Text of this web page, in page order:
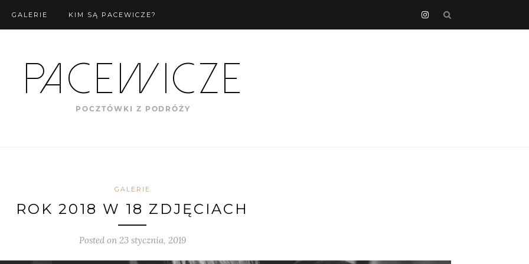
GALERIE KIM SĄ PACEWICZE?
GALERIE
ROK 2018 W 18 ZDJĘCIACH
Posted on 23 stycznia, 2019